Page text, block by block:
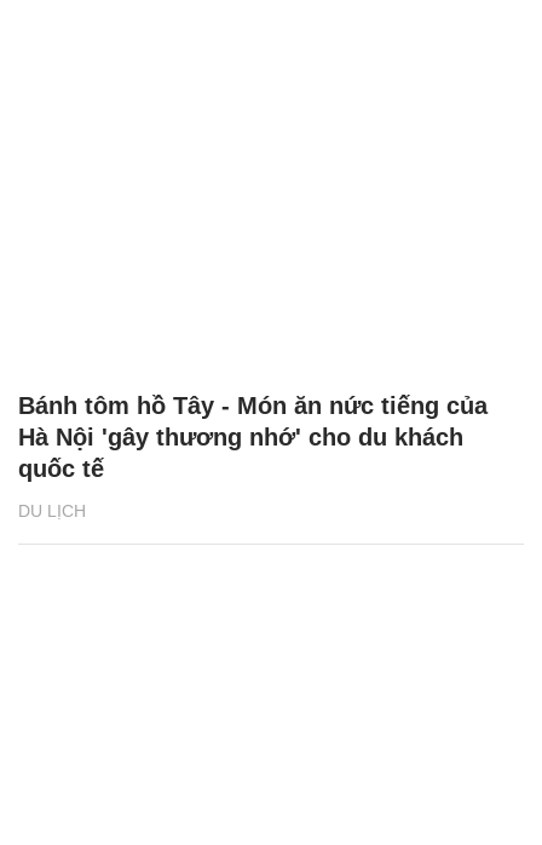
DU LỊCH
Bánh tôm hồ Tây - Món ăn nức tiếng của
Hà Nội 'gây thương nhớ' cho du khách
quốc tế